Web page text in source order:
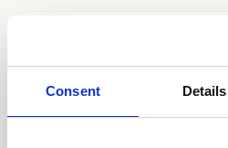
Consent Details
Klargøring til syn